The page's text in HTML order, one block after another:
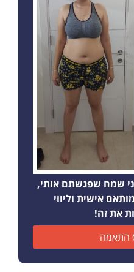
שמח שפגשתם אותי,
אישית וליווי
את זה!
התאמה